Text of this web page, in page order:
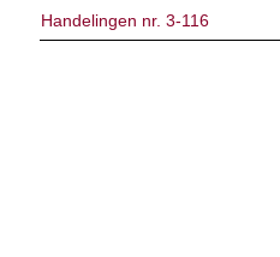
Handelingen nr. 3-116